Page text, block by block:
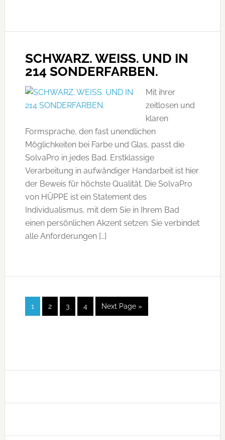
SCHWARZ. WEISS. UND IN
214 SONDERFARBEN.
Mit ihrer
zeitlosen und
klaren
Formsprache, den fast unendlichen
Möglichkeiten bei Farbe und Glas, passt die
SolvaPro in jedes Bad. Erstklassige
Verarbeitung in aufwändiger Handarbeit ist hier
der Beweis für höchste Qualität. Die SolvaPro
von HÜPPE ist ein Statement des
Individualismus, mit dem Sie in Ihrem Bad
einen persönlichen Akzent setzen. Sie verbindet
alle Anforderungen […]
1 2 3 4 Next Page »